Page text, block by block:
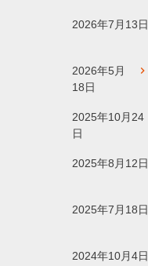
2026年7月13日
2026年5月
18日
2025年10月24
日
2025年8月12日
2025年7月18日
2024年10月4日